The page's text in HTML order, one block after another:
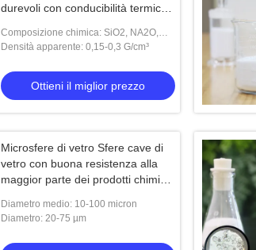
durevoli con conducibilità termica
Composizione chimica: SiO2, NA2O,
CAO, MGO, AL2O3
Densità apparente: 0,15-0,3 G/cm³
Ottieni il miglior prezzo
Microsfere di vetro Sfere cave di
vetro con buona resistenza alla
maggior parte dei prodotti chimici,
spessore della parete di 1-2
Diametro medio: 10-100 micron
Diametro: 20-75 µm